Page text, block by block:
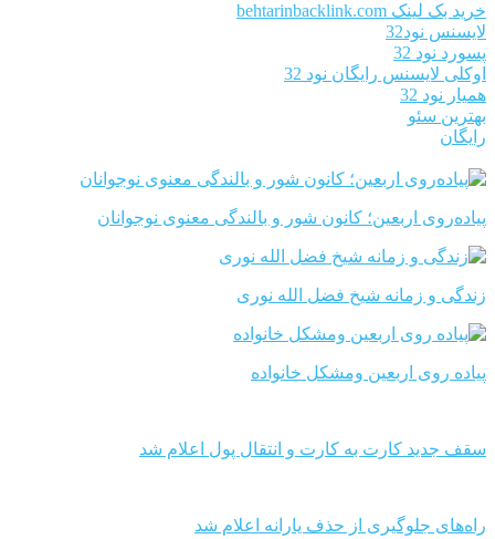
خرید بک لینک behtarinbacklink.com
لایسنس نود32
پسورد نود 32
اوکلی لایسنس رایگان نود 32
همیار نود 32
بهترین سئو
رایگان
پیاده‌روی اربعین؛ کانون شور و بالندگی معنوی نوجوانان
زندگی و زمانه شیخ فضل الله نوری
پیاده روی اربعین ومشکل خانواده
سقف جدید کارت به کارت و انتقال پول اعلام شد
راه‌های جلوگیری از حذف یارانه اعلام شد